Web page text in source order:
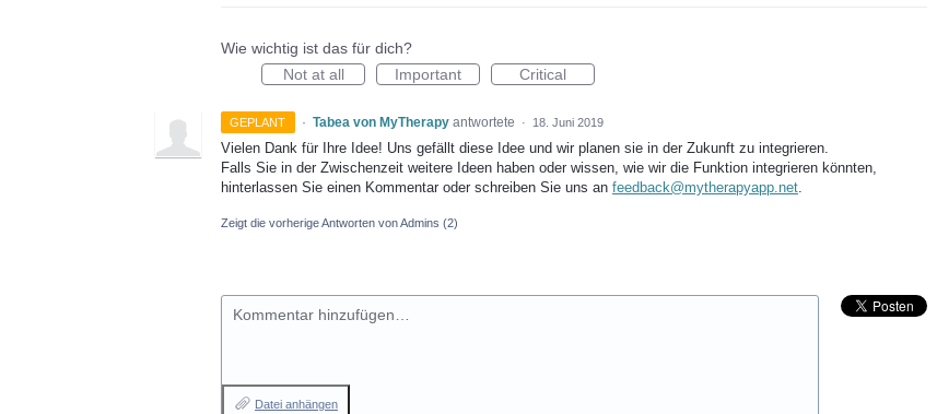
Wie wichtig ist das für dich?
Not at all
Important Critical
GEPLANT · Tabea von MyTherapy antwortete · 18. Juni 2019
Vielen Dank für Ihre Idee! Uns gefällt diese Idee und wir planen sie in der Zukunft zu integrieren.
Falls Sie in der Zwischenzeit weitere Ideen haben oder wissen, wie wir die Funktion integrieren könnten,
hinterlassen Sie einen Kommentar oder schreiben Sie uns an feedback@mytherapyapp.net.
Zeigt die vorherige Antworten von Admins (2)
Kommentar hinzufügen…
Datei anhängen